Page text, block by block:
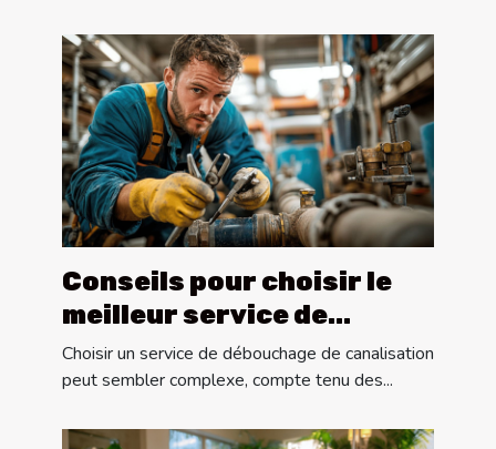
Conseils pour choisir le
meilleur service de
débouchage de
canalisation
Choisir un service de débouchage de canalisation
peut sembler complexe, compte tenu des...